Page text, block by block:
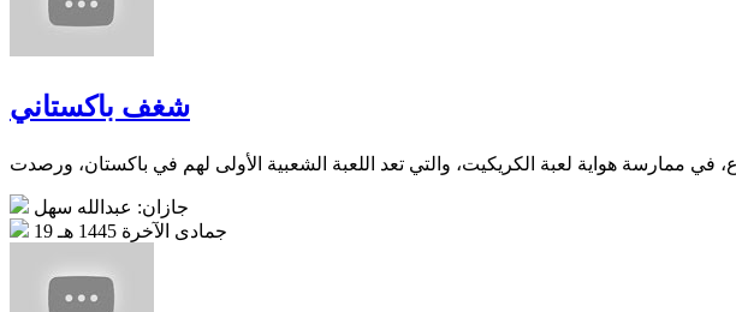
شغف باكستاني
جازان: عبدالله سهل
19 جمادى الآخرة 1445 هـ